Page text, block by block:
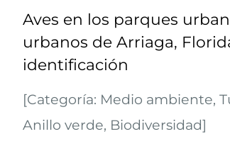
Aves en los parques
urbanos de Arriaga,
identificación
[Categoría: Medio ambiente,
Anillo verde, Biodiversidad]